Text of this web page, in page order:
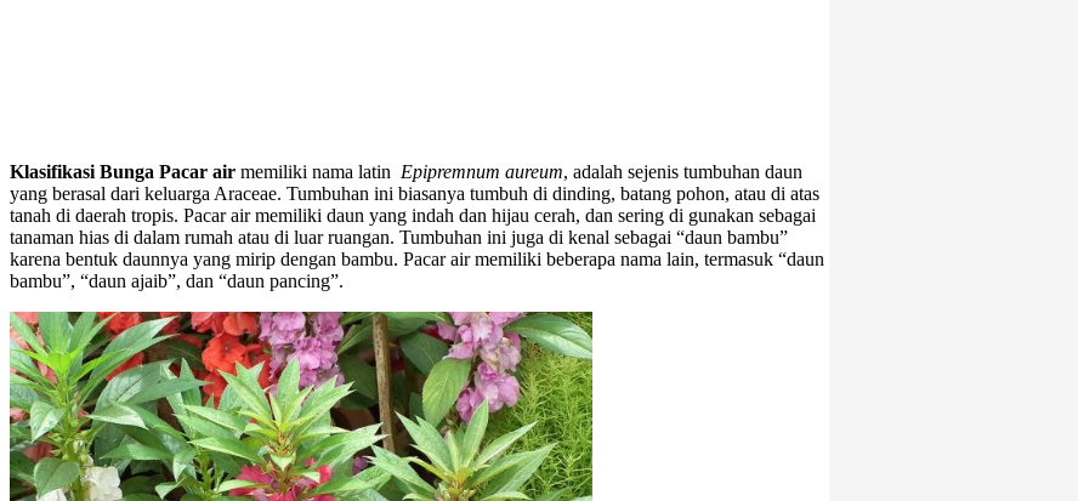
Klasifikasi Bunga Pacar air memiliki nama latin Epipremnum aureum, adalah sejenis tumbuhan daun
yang berasal dari keluarga Araceae. Tumbuhan ini biasanya tumbuh di dinding, batang pohon, atau di atas
tanah di daerah tropis. Pacar air memiliki daun yang indah dan hijau cerah, dan sering di gunakan sebagai
tanaman hias di dalam rumah atau di luar ruangan. Tumbuhan ini juga di kenal sebagai “daun bambu”
karena bentuk daunnya yang mirip dengan bambu. Pacar air memiliki beberapa nama lain, termasuk “daun
bambu”, “daun ajaib”, dan “daun pancing”.